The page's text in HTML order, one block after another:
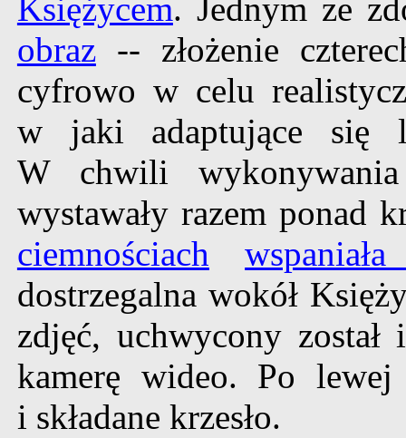
Księżycem. Jednym ze
obraz-- złożenie
cyfrowo w celu
w jaki adaptujące się
W chwili
wystawały razem ponad
ciemnościach
dostrzegalna wokół
zdjęć, uchwycony
kamerę wideo. Po
i składane krzesło.